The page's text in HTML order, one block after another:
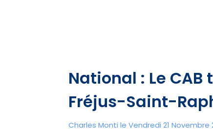
National : Le
Fréjus-Saint-
Charles Monti le Vendredi 21 Novembre